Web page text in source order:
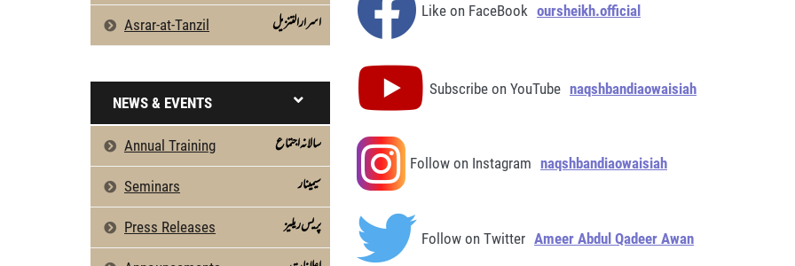
Asrar-at-Tanzil اسرارالتنزیل
NEWS & EVENTS
Annual Training سالانہ اجتماع
Seminars سیمینار
Press Releases پریس ریلیز
Like on FaceBook oursheikh.official
Subscribe on YouTube naqshbandiaowaisiah
Follow on Instagram naqshbandiaowaisiah
Follow on Twitter Ameer Abdul Qadeer Awan